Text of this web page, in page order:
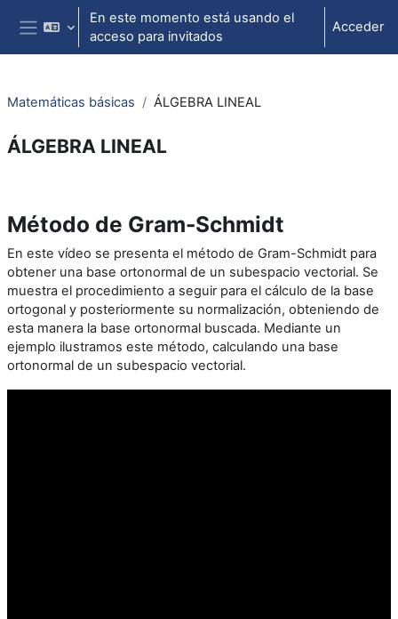
Salta al contenido principal
Panel lateral
En este momento está usando el
acceso para invitados
Acceder
Matemáticas básicas ÁLGEBRA LINEAL
ÁLGEBRA LINEAL
Método de Gram-Schmidt
En este vídeo se presenta el método de Gram-Schmidt para
obtener una base ortonormal de un subespacio vectorial. Se
muestra el procedimiento a seguir para el cálculo de la base
ortogonal y posteriormente su normalización, obteniendo de
esta manera la base ortonormal buscada. Mediante un
ejemplo ilustramos este método, calculando una base
ortonormal de un subespacio vectorial.